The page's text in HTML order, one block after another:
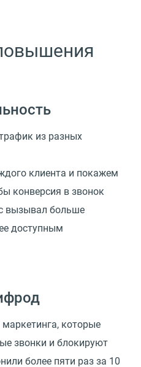
из разных
клиента и покажем
конверсия в звонок
вызывал больше
доступным
которые
звонки и блокируют
более пяти раз за 10